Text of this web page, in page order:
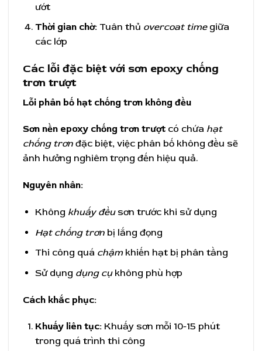
ướt
Thời gian chờ:Tuân thủ overcoat timegiữa
các lớp
Các lỗi đặc biệt với sơn epoxy chống
trơn trượt
Lỗi phân bố hạt chống trơn không đều
Sơn nền epoxy chống trơn trượt có chứa hạt
chống trơn đặc biệt, việc phân bố không đều sẽ
ảnh hưởng nghiêm trọng đến hiệu quả.
Nguyên nhân:
Không khuấy đềusơn trước khi sử dụng
Hạt chống trơnbị lắng đọng
Thi công quá chậmkhiến hạt bị phân tầng
Sử dụng dụng cụkhông phù hợp
Cách khắc phục:
Khuấy liên tục:Khuấy sơn mỗi 10-15 phút
trong quá trình thi công